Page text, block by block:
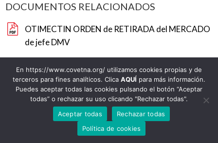
DOCUMENTOS RELACIONADOS
OTIMECTIN ORDEN de RETIRADA del MERCADO
de jefe DMV
948 22 00 72
© 2020 Colegio Oficial de Veterinarios de Navarra
Avenida Baja Navarra, 47. 31002. Pamplona-Iruña. Email:
info@covetna.org
Aviso legal y Política de privacidad |
Registro de Actividad de Tratamiento
En https://www.covetna.org/ utilizamos cookies propias y de
terceros para fines analíticos. Clica AQUÍ para más información.
Puedes aceptar todas las cookies pulsando el botón “Aceptar
todas” o rechazar su uso clicando "Rechazar todas".
Aceptar todas
Rechazar todas
Política de cookies